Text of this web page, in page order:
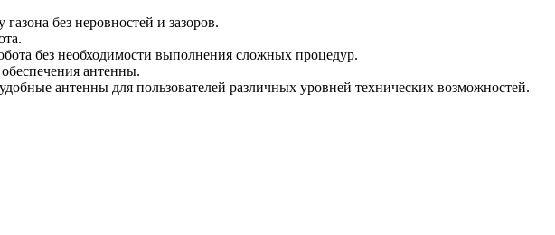
без неровностей и зазоров.
без необходимости выполнения сложных процедур.
антенны.
антенны для пользователей различных уровней технических возможностей.